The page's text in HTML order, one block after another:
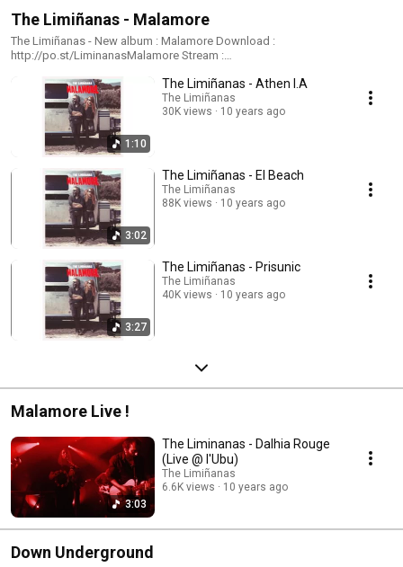
The Limiñanas - Malamore
The Limiñanas - New album : Malamore Download :
http://po.st/LiminanasMalamore Stream :
http://po.st/TheLiminanasFB Website: http://TheLiminanas.com
Facebook: http://po.st/TheLiminanasYT Twitter: http://bit.ly/1QwCqSg
1:10
The Limiñanas - Athen I.A
The Limiñanas
30K views
10 years ago
3:02
The Limiñanas - El Beach
The Limiñanas
88K views
10 years ago
3:27
The Limiñanas - Prisunic
The Limiñanas
40K views
10 years ago
Malamore Live !
3:03
The Liminanas - Dalhia Rouge
(Live @ l'Ubu)
The Limiñanas
6.6K views
10 years ago
Down Underground